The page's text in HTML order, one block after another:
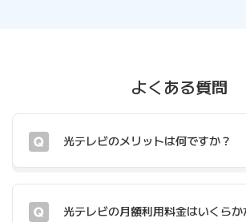
よくある質問
光テレビのメリットは何ですか？
光テレビの月額利用料金はいくらか